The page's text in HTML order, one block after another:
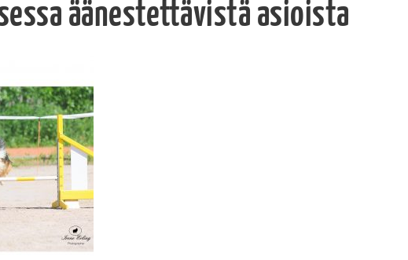
äänestettävistä asioista